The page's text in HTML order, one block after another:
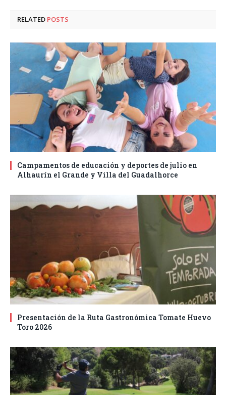
RELATED POSTS
Campamentos de educación y deportes de julio en
Alhaurín el Grande y Villa del Guadalhorce
Presentación de la Ruta Gastronómica Tomate Huevo
Toro 2026